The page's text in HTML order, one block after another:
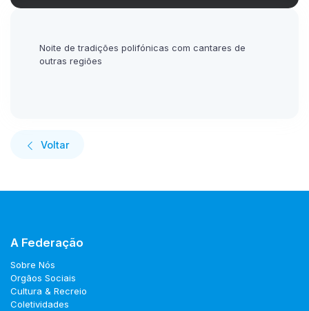
Noite de tradições polifónicas com cantares de
outras regiões
Voltar
A Federação
Sobre Nós
Orgãos Sociais
Cultura & Recreio
Coletividades